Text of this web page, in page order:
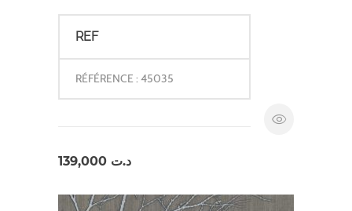
REF
RÉFÉRENCE : 45035
د.ت